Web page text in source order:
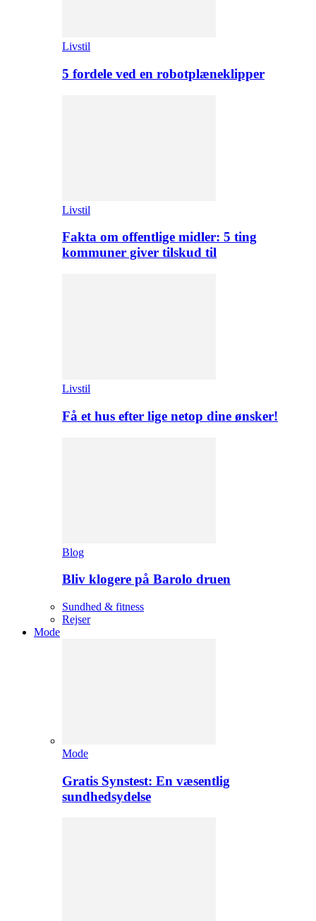
Livstil
5 fordele ved en robotplæneklipper
Livstil
Fakta om offentlige midler: 5 ting
kommuner giver tilskud til
Livstil
Få et hus efter lige netop dine ønsker!
Blog
Bliv klogere på Barolo druen
Sundhed & fitness
Rejser
Mode
Mode
Gratis Synstest: En væsentlig
sundhedsydelse